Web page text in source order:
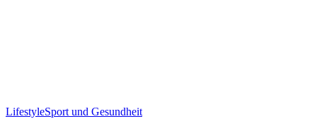
LifestyleSport und Gesundheit